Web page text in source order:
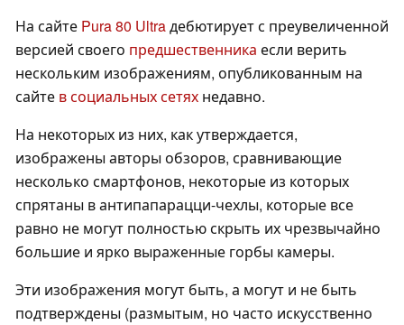
На сайте Pura 80 Ultraдебютирует с преувеличенной
версией своего предшественника если верить
нескольким изображениям, опубликованным на
сайте в социальных сетях недавно.
На некоторых из них, как утверждается,
изображены авторы обзоров, сравнивающие
несколько смартфонов, некоторые из которых
спрятаны в антипапарацци-чехлы, которые все
равно не могут полностью скрыть их чрезвычайно
большие и ярко выраженные горбы камеры.
Эти изображения могут быть, а могут и не быть
подтверждены (размытым, но часто искусственно